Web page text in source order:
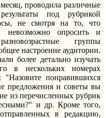
проводила различные
под рубрикой
не смотря на то, что
невозможно опросить и
группы
настроение аудитории.
более детально изучать
в нескольких номерах
"Назовите понравившихся
предложения и советы вы
из перечисленных рубрик
и др. Кроме того,
в редакцию,